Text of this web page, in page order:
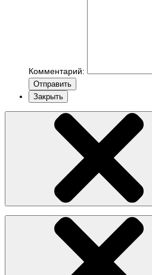
Комментарий:
Отправить
Закрыть